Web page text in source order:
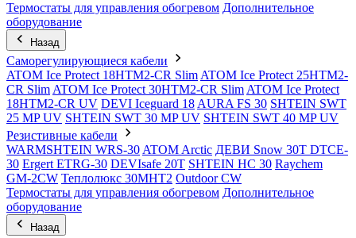
Термостаты для управления обогревом Дополнительное
оборудование
Назад
Саморегулирующиеся кабели
ATOM Ice Protect 18HTM2-CR Slim ATOM Ice Protect 25HTM2-
CR Slim ATOM Ice Protect 30HTM2-CR Slim ATOM Ice Protect
18HTM2-CR UV DEVI Iceguard 18 AURA FS 30 SHTEIN SWT
25 MP UV SHTEIN SWT 30 MP UV SHTEIN SWT 40 MP UV
Резистивные кабели
WARMSHTEIN WRS-30 ATOM Arctic ДЕВИ Snow 30T DTCE-
30 Ergert ETRG-30 DEVIsafe 20T SHTEIN HC 30 Raychem
GM-2CW Теплолюкс 30МНТ2 Outdoor CW
Термостаты для управления обогревом Дополнительное
оборудование
Назад